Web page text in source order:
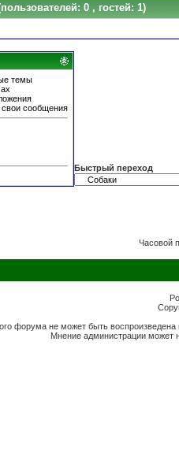
0 , гостей: 1)
темы
свои сообщения
Быстрый переход
Часовой
форума не может быть
Мнение администрации может